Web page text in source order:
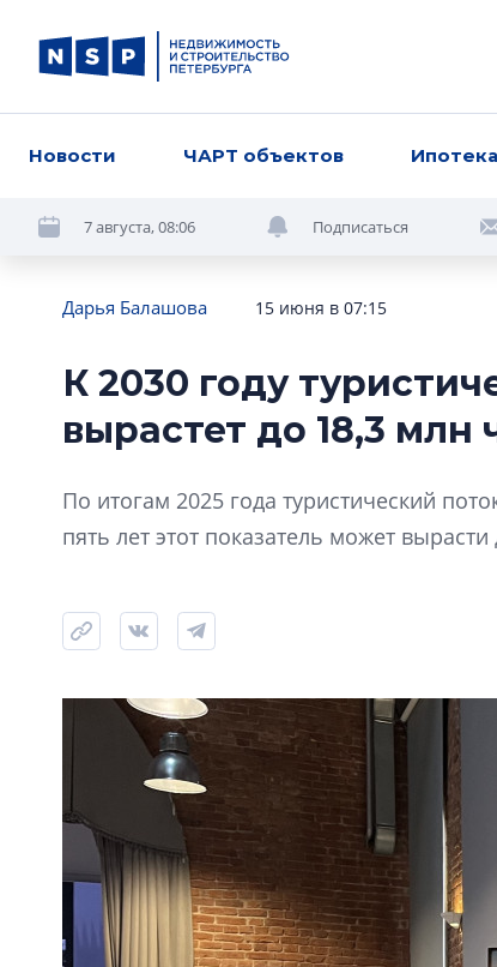
Новости ЧАРТ объектов Ипотека
7 августа, 08:06 Подписаться
Дарья Балашова 15 июня в 07:15
К 2030 году
вырастет до 18,3 млн
По итогам 2025 года туристический
пять лет этот показатель может